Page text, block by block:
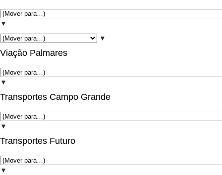
▼
▼
Viação Palmares
▼
Transportes Campo Grande
▼
Transportes Futuro
▼